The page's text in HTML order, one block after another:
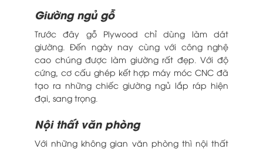
Giường ngủ gỗ
Trước đây gỗ Plywood chỉ dùng làm dát
giường. Đến ngày nay cùng với công nghệ
cao chúng được làm giường rất đẹp. Với độ
cứng, cơ cấu ghép kết hợp máy móc CNC đã
tạo ra những chiếc giường ngủ lắp ráp hiện
đại, sang trọng.
Nội thất văn phòng
Với những không gian văn phòng thì nội thất